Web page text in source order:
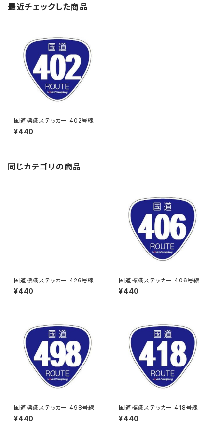
最近チェックした商品
国道標識ステッカー 402号線
¥440
同じカテゴリの商品
国道標識ステッカー 426号線
¥440
国道標識ステッカー 406号線
¥440
国道標識ステッカー 498号線
¥440
国道標識ステッカー 418号線
¥440